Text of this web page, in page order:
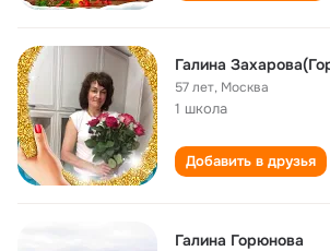
Галина
57 лет, Москва
1 школа
Добавить в друзья
Галина Горюнова